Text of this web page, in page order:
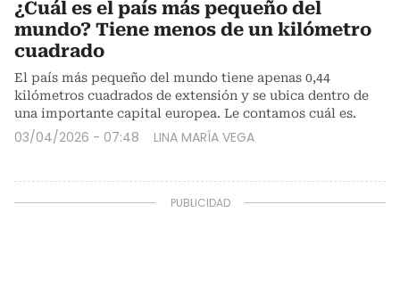
¿Cuál es el país más pequeño del
mundo? Tiene menos de un kilómetro
cuadrado
El país más pequeño del mundo tiene apenas 0,44
kilómetros cuadrados de extensión y se ubica dentro de
una importante capital europea. Le contamos cuál es.
03/04/2026 - 07:48 LINA MARÍA VEGA